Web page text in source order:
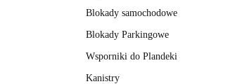
Blokady samochodowe
Blokady Parkingowe
Wsporniki do Plandeki
Kanistry